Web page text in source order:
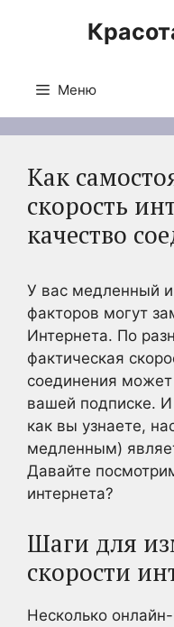
Меню
Как
скорость
качество
У вас медленный
факторов могут
Интернета. По
фактическая
соединения
вашей подписке.
как вы узнаете,
медленным)
Давайте
интернета?
Шаги для
скорости
Несколько